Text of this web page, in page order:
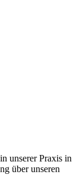
unserer Praxis in
über unseren